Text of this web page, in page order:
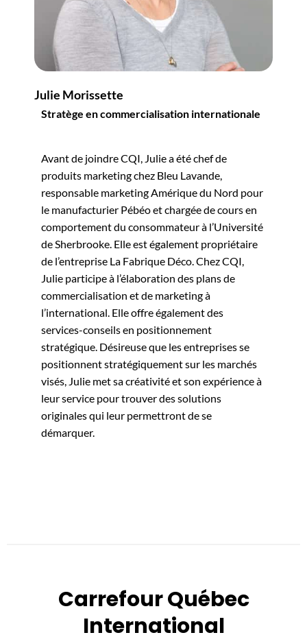
Julie Morissette
Stratège en commercialisation internationale
Avant de joindre CQI, Julie a été chef de
produits marketing chez Bleu Lavande,
responsable marketing Amérique du Nord pour
le manufacturier Pébéo et chargée de cours en
comportement du consommateur à l’Université
de Sherbrooke. Elle est également propriétaire
de l’entreprise La Fabrique Déco. Chez CQI,
Julie participe à l’élaboration des plans de
commercialisation et de marketing à
l’international. Elle offre également des
services-conseils en positionnement
stratégique. Désireuse que les entreprises se
positionnent stratégiquement sur les marchés
visés, Julie met sa créativité et son expérience à
leur service pour trouver des solutions
originales qui leur permettront de se
démarquer.
Carrefour Québec
International